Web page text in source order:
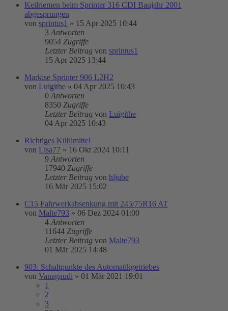
Keilriemen beim Sprinter 316 CDI Baujahr 2001
abgesprungen
von sprintus1 » 15 Apr 2025 10:44
3 Antworten
9054 Zugriffe
Letzter Beitrag von sprintus1
15 Apr 2025 13:44
Markise Sprinter 906 L2H2
von Luigithe » 04 Apr 2025 10:43
0 Antworten
8350 Zugriffe
Letzter Beitrag von Luigithe
04 Apr 2025 10:43
Richtiges Kühlmittel
von Lisa77 » 16 Okt 2024 10:11
9 Antworten
17940 Zugriffe
Letzter Beitrag von hljube
16 Mär 2025 15:02
C15 Fahrwerkabsenkung mit 245/75R16 AT
von Malte793 » 06 Dez 2024 01:00
4 Antworten
11644 Zugriffe
Letzter Beitrag von Malte793
01 Mär 2025 14:48
903: Schaltpunkte des Automatikgetriebes
von Vanagaudi » 01 Mär 2021 19:01
1
2
3